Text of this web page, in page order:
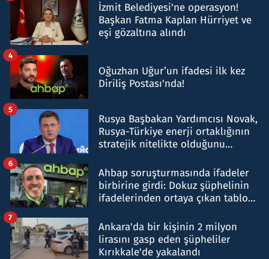
İzmit Belediyesi'ne operasyon!
Başkan Fatma Kaplan Hürriyet ve
eşi gözaltına alındı
Oğuzhan Uğur’un ifadesi ilk kez
Diriliş Postası'nda!
4
Rusya Başbakan Yardımcısı Novak,
Rusya-Türkiye enerji ortaklığının
stratejik nitelikte olduğunu
5
Ahbap soruşturmasında ifadeler
birbirine girdi: Dokuz şüphelinin
ifadelerinden ortaya çıkan tablo
6
Ankara'da bir kişinin 2 milyon
lirasını gasp eden şüpheliler
Kırıkkale'de yakalandı
7